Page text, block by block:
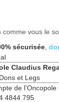
comme vous le
sécurisée,
Claudius
et Legs
de
4844